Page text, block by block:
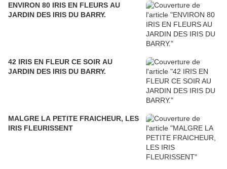
ENVIRON 80 IRIS EN FLEURS AU
JARDIN DES IRIS DU BARRY.
42 IRIS EN FLEUR CE SOIR AU
JARDIN DES IRIS DU BARRY.
MALGRE LA PETITE FRAICHEUR, LES
IRIS FLEURISSENT